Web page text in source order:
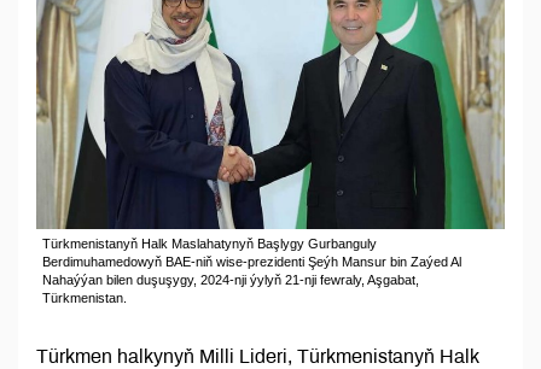
Türkmenistanyň Halk Maslahatynyň Başlygy Gurbanguly
Berdimuhamedowyň BAE-niň wise-prezidenti Şeýh Mansur bin Zaýed Al
Nahaýýan bilen duşuşygy, 2024-nji ýylyň 21-nji fewraly, Aşgabat,
Türkmenistan.
Türkmen halkynyň Milli Lideri, Türkmenistanyň Halk